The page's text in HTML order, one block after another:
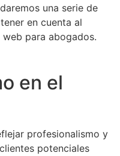
una serie de
en cuenta al
para abogados.
en el
profesionalismo y
potenciales